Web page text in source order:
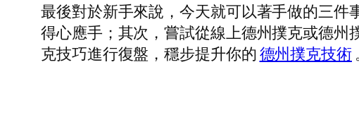
最後對於新手來說，今天就可以著手做的三
得心應手；其次，嘗試從線上德州撲克或德
克技巧進行復盤，穩步提升你的德州撲克技術